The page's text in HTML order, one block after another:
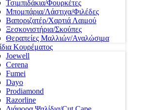
Τσιμπιδάκια/Φουρκέτες
Μπομπάρια/Λάστιχα/Φιλέδες
Βαποριζατέρ/Χαρτιά Λαιμού
Ξεσκονιστήρια/Σκούπες
Θεραπείες Μαλλιών/Αναλώσιμα
Κουρέματος
Joewell
Cerena
Fumei
Dayo
Prodiamond
Razorline